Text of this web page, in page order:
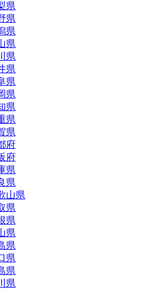
県
県
県
県
県
県
県
県
県
県
県
府
府
県
県
山県
県
県
県
県
県
県
県